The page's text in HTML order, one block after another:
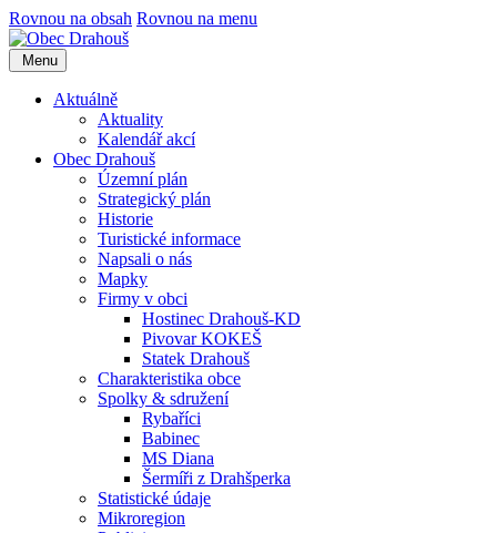
Rovnou na obsah Rovnou na menu
Menu
Aktuálně
Aktuality
Kalendář akcí
Obec Drahouš
Územní plán
Strategický plán
Historie
Turistické informace
Napsali o nás
Mapky
Firmy v obci
Hostinec Drahouš-KD
Pivovar KOKEŠ
Statek Drahouš
Charakteristika obce
Spolky & sdružení
Rybaříci
Babinec
MS Diana
Šermíři z Drahšperka
Statistické údaje
Mikroregion